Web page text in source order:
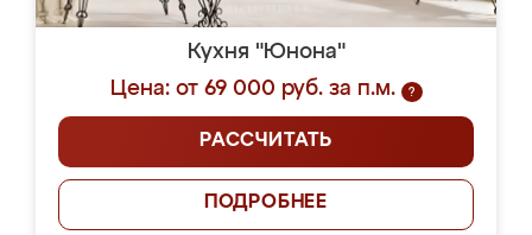
Кухня "Юнона"
Цена: от 69 000 руб. за п.м.
?
РАССЧИТАТЬ
ПОДРОБНЕЕ